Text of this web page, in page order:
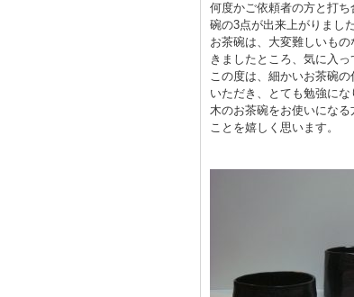
何度かご依頼者の方と打
碗の3点が出来上がりました
お茶碗は、大変難しいも
きましたところ、気に入
この度は、細かいお茶碗
いただき、とても勉強にな
木のお茶碗をお使いにな
ことを嬉しく思います。